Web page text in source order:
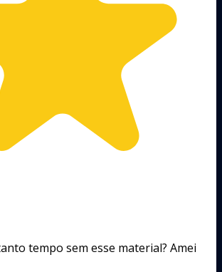
tempo sem esse material? Amei